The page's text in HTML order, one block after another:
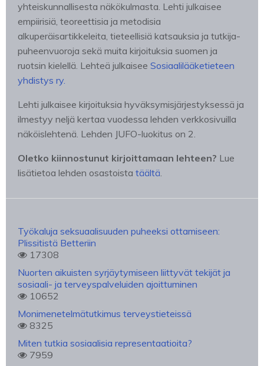
yhteiskunnallisesta näkökulmasta. Lehti julkaisee
empiirisiä, teoreettisia ja metodisia
alkuperäisartikkeleita, tieteellisiä katsauksia ja tutkija-
puheenvuoroja sekä muita kirjoituksia suomen ja
ruotsin kielellä. Lehteä julkaisee Sosiaalilääketieteen
yhdistys ry.
Lehti julkaisee kirjoituksia hyväksymisjärjestyksessä ja
ilmestyy neljä kertaa vuodessa lehden verkkosivuilla
näköislehtenä. Lehden JUFO-luokitus on 2.
Oletko kiinnostunut kirjoittamaan lehteen? Lue
lisätietoa lehden osastoista täältä.
Työkaluja seksuaalisuuden puheeksi ottamiseen:
Plissitistä Betteriin
17308
Nuorten aikuisten syrjäytymiseen liittyvät tekijät ja
sosiaali- ja terveyspalveluiden ajoittuminen
10652
Monimenetelmätutkimus terveystieteissä
8325
Miten tutkia sosiaalisia representaatioita?
7959